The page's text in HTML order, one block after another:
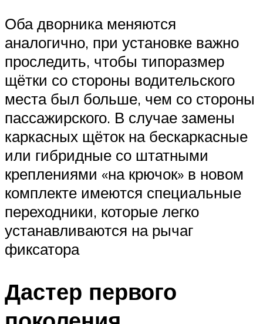
Оба дворника меняются
аналогично, при установке важно
проследить, чтобы типоразмер
щётки со стороны водительского
места был больше, чем со стороны
пассажирского. В случае замены
каркасных щёток на бескаркасные
или гибридные со штатными
креплениями «на крючок» в новом
комплекте имеются специальные
переходники, которые легко
устанавливаются на рычаг
фиксатора
Дастер первого